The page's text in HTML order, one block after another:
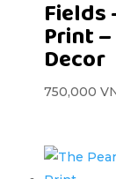
Fields
Print
Decor
750,000